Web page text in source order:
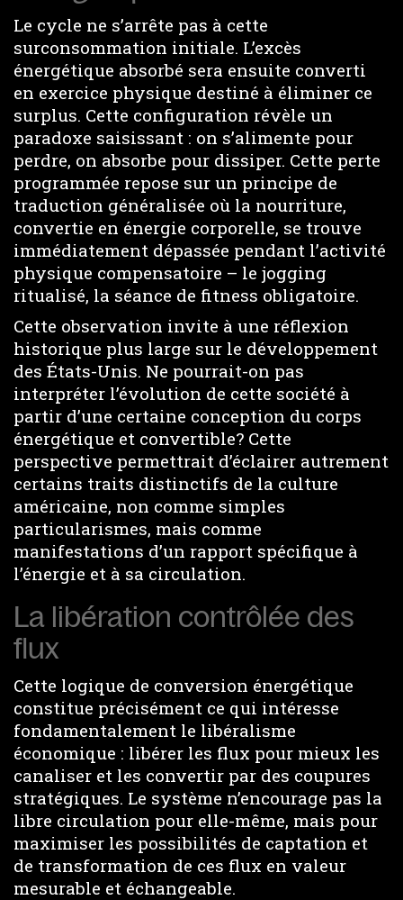
Le cycle ne s’arrête pas à cette
surconsommation initiale. L’excès
énergétique absorbé sera ensuite converti
en exercice physique destiné à éliminer ce
surplus. Cette configuration révèle un
paradoxe saisissant : on s’alimente pour
perdre, on absorbe pour dissiper. Cette perte
programmée repose sur un principe de
traduction généralisée où la nourriture,
convertie en énergie corporelle, se trouve
immédiatement dépassée pendant l’activité
physique compensatoire – le jogging
ritualisé, la séance de fitness obligatoire.
Cette observation invite à une réflexion
historique plus large sur le développement
des États-Unis. Ne pourrait-on pas
interpréter l’évolution de cette société à
partir d’une certaine conception du corps
énergétique et convertible? Cette
perspective permettrait d’éclairer autrement
certains traits distinctifs de la culture
américaine, non comme simples
particularismes, mais comme
manifestations d’un rapport spécifique à
l’énergie et à sa circulation.
La libération contrôlée des
flux
Cette logique de conversion énergétique
constitue précisément ce qui intéresse
fondamentalement le libéralisme
économique : libérer les flux pour mieux les
canaliser et les convertir par des coupures
stratégiques. Le système n’encourage pas la
libre circulation pour elle-même, mais pour
maximiser les possibilités de captation et
de transformation de ces flux en valeur
mesurable et échangeable.